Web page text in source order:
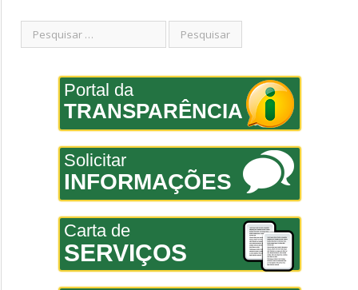
Portal da
TRANSPARÊNCIA
Solicitar
INFORMAÇÕES
Carta de
SERVIÇOS